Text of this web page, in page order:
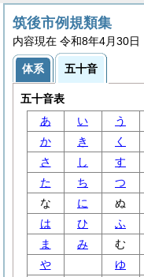
筑後市例規類集
内容現在 令和8年4月30日
体系 五十音
五十音表
あ
い う
か
き く
さ
し す
た
ち つ
な
に ぬ
は
ひ ふ
ま
み む
や
ゆ